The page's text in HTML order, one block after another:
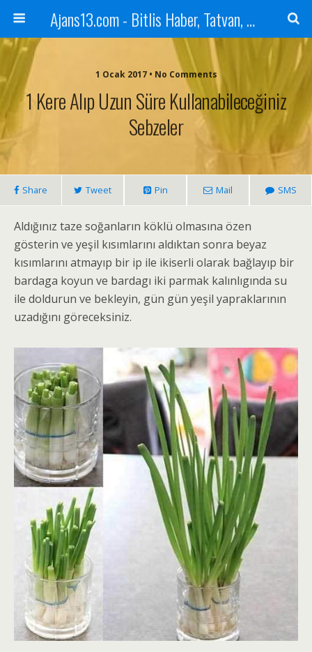
Ajans13.com - Bitlis Haber, Tatvan, Ahlat, Adilcevaz, Mutki, Hizan, Güroymak, Gazete, Ajans, 13, Haber
1 Ocak 2017 • No Comments
1 Kere Alıp Uzun Süre Kullanabileceğiniz
Sebzeler
Share Tweet Pin Mail SMS
Aldığınız taze soğanların köklü olmasına özen
gösterin ve yeşil kısımlarını aldıktan sonra beyaz
kısımlarını atmayıp bir ip ile ikiserli olarak bağlayıp bir
bardaga koyun ve bardagı iki parmak kalınlıgında su
ile doldurun ve bekleyin, gün gün yeşil yapraklarının
uzadığını göreceksiniz.